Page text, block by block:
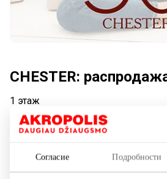
Согласие Подробности
CHESTER:
1 этаж
Акция длится:
С 2025.06.27
2025.09.01